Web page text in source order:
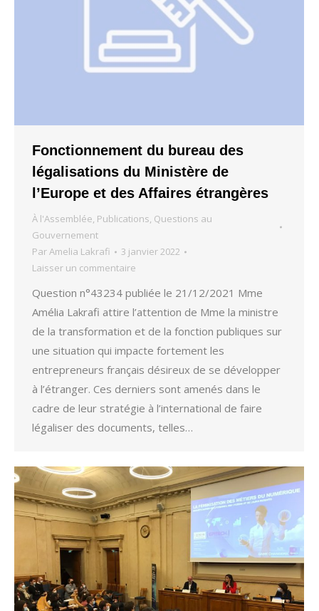
Fonctionnement du bureau des
légalisations du Ministère de
l’Europe et des Affaires étrangères
À l'Assemblée, Publications, Questions au
Gouvernement
ParAmelia Lakrafi
3 janvier 2022
Laisser un commentaire
Question n°43234 publiée le 21/12/2021 Mme
Amélia Lakrafi attire l’attention de Mme la ministre
de la transformation et de la fonction publiques sur
une situation qui impacte fortement les
entrepreneurs français désireux de se développer
à l’étranger. Ces derniers sont amenés dans le
cadre de leur stratégie à l’international de faire
légaliser des documents, telles…